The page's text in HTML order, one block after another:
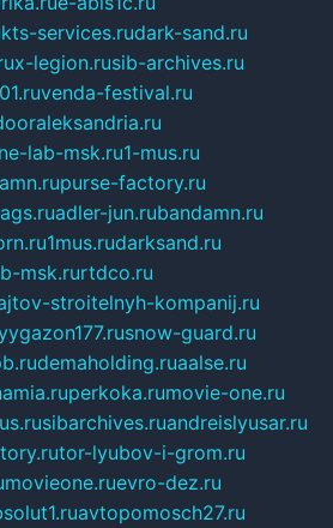
kts-services.rudark-sand.ru
x-legion.rusib-archives.ru
venda-festival.ru
lab-msk.ru1-mus.ru
purse-factory.ru
adler-jun.rubandamn.ru
1mus.rudarksand.ru
msk.rurtdco.ru
stroitelnyh-kompanij.ru
snow-guard.ru
demaholding.ruaalse.ru
perkoka.rumovie-one.ru
sibarchives.ruandreislyusar.ru
tor-lyubov-i-grom.ru
movieone.ruevro-dez.ru
avtopomosch27.ru